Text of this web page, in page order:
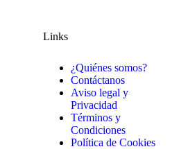
Links
¿Quiénes somos?
Contáctanos
Aviso legal y
Privacidad
Términos y
Condiciones
Política de Cookies